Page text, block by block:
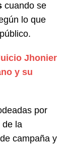
cuando se
lo que
Jhonier
y su
por
de la
campaña y